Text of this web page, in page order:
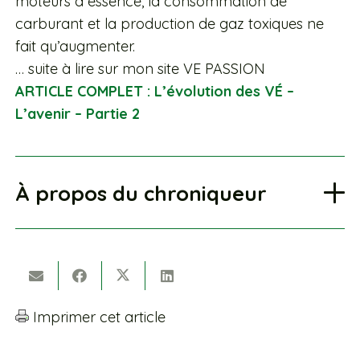
carburant et la production de gaz toxiques ne
fait qu’augmenter.
… suite à lire sur mon site VE PASSION
ARTICLE COMPLET : L’évolution des VÉ –
L’avenir – Partie 2
À propos du chroniqueur
Imprimer cet article